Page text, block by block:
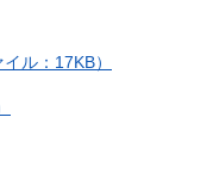
ル：17KB）